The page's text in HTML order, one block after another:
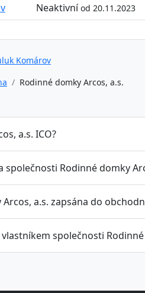
Neaktivníod 20.11.2023
Komárov
Rodinné domky Arcos, a.s.
a.s. ICO?
společnosti Rodinné domky
a.s. zapsána do
společnosti Rodinné